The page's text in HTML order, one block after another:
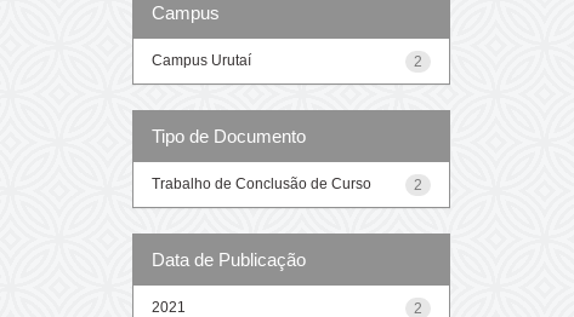
Campus
2
Campus Urutaí
Tipo de Documento
2
Trabalho de Conclusão de Curso
Data de Publicação
2
2021